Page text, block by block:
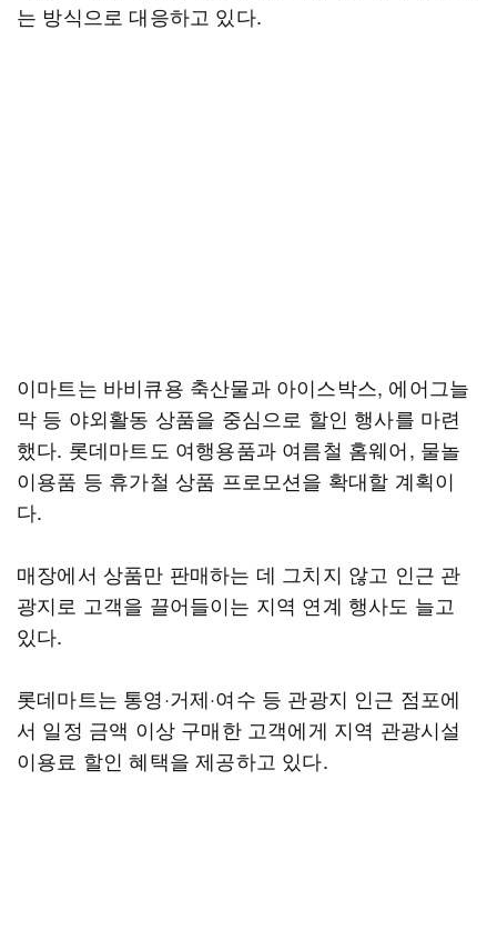
는 방식으로 대응하고 있다.
이마트는 바비큐용 축산물과 아이스박스, 에어그늘
막 등 야외활동 상품을 중심으로 할인 행사를 마련
했다. 롯데마트도 여행용품과 여름철 홈웨어, 물놀
이용품 등 휴가철 상품 프로모션을 확대할 계획이
다.
매장에서 상품만 판매하는 데 그치지 않고 인근 관
광지로 고객을 끌어들이는 지역 연계 행사도 늘고
있다.
롯데마트는 통영·거제·여수 등 관광지 인근 점포에
서 일정 금액 이상 구매한 고객에게 지역 관광시설
이용료 할인 혜택을 제공하고 있다.